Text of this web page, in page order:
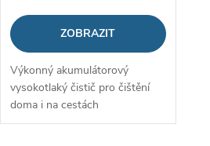
ZOBRAZIT
Výkonný akumulátorový
vysokotlaký čistič pro čištění
doma i na cestách